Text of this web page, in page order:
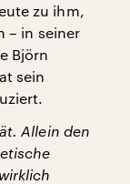
zu ihm,
– in seiner
Björn
sein
Allein den